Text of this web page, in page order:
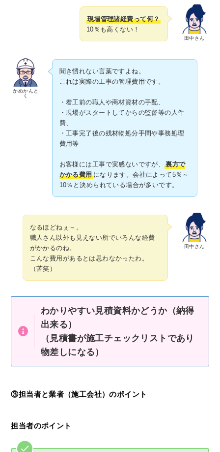
田中さん
現場管理諸経費って何？
10％も高くない！
かめかんと
く
聞き慣れない言葉ですよね。
これは実際の工事の管理費用です。
・着工前の職人や商材資材の手配、
・現場がスタートしてからの監督等の人件
費、
・工事完了後の残材物処分手間や事務処理
費用等
お客様には工事で実感ないですが、裏方で
かかる費用になります。会社によって5％～
10％と決められている場合が多いです。
田中さん
なるほどねぇ～。
職人さん以外も見えない所でいろんな経費
がかかるのね。
こんな費用があるとは思わなかったわ。
（苦笑）
わかりやすい見積資料かどうか（納得
出来る）
（見積書が施工チェックリストであり
物差しになる）
③担当者と業者（施工会社）のポイント
担当者のポイント